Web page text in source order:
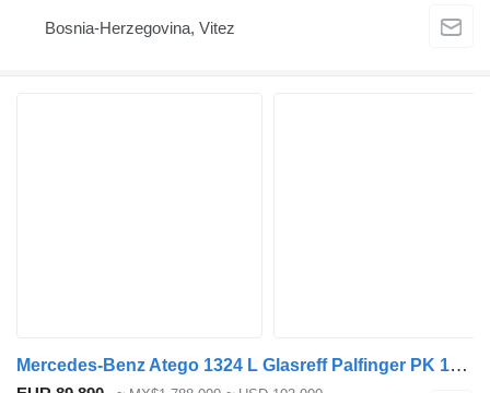
Bosnia-Herzegovina, Vitez
Mercedes-Benz Atego 1324 L Glasreff Palfinger PK 12.501 Funk